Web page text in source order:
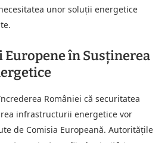
unor soluții energetice
Europene în Susținerea
României că securitatea
infrastructurii energetice vor
de Comisia Europeană. Autoritățile